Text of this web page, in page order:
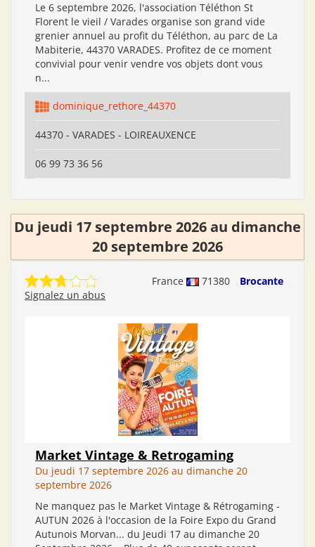
Le 6 septembre 2026, l'association Téléthon St
Florent le vieil / Varades organise son grand vide
grenier annuel au profit du Téléthon, au parc de La
Mabiterie, 44370 VARADES. Profitez de ce moment
convivial pour venir vendre vos objets dont vous
n...
dominique_rethore_44370
44370 - VARADES - LOIREAUXENCE
06 99 73 36 56
Du jeudi 17 septembre 2026 au dimanche
20 septembre 2026
France 71380
Brocante
Signalez un abus
Market Vintage & Retrogaming
Du jeudi 17 septembre 2026 au dimanche 20
septembre 2026
Ne manquez pas le Market Vintage & Rétrogaming -
AUTUN 2026 à l'occasion de la Foire Expo du Grand
Autunois Morvan... du Jeudi 17 au dimanche 20